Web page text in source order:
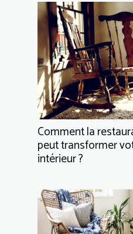
Comment la
peut transformer
intérieur ?